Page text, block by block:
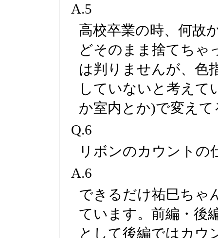
A.5
高校卒業の時、何故
どそのまま捨てちゃ
は判りませんが、色
していないと考えて
か室内とか)で変え
Q.6
リボンのカウントの
A.6
できるだけ祐巳ちゃ
ています。前編・後
として後編ではカウ